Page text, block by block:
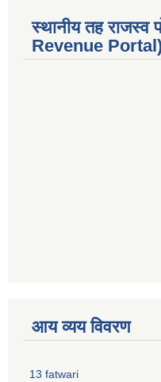
स्थानीय तह राजस्व
Revenue Portal)
आय व्यय विवरण
13 fatwari